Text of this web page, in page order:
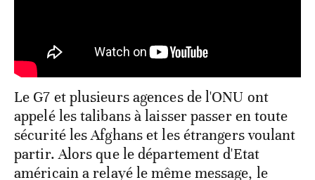
Le G7 et plusieurs agences de l'ONU ont
appelé les talibans à laisser passer en toute
sécurité les Afghans et les étrangers voulant
partir. Alors que le département d'Etat
américain a relayé le même message, le